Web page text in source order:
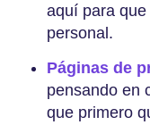
aquí para
personal.
Páginas de
pensando en
que primero